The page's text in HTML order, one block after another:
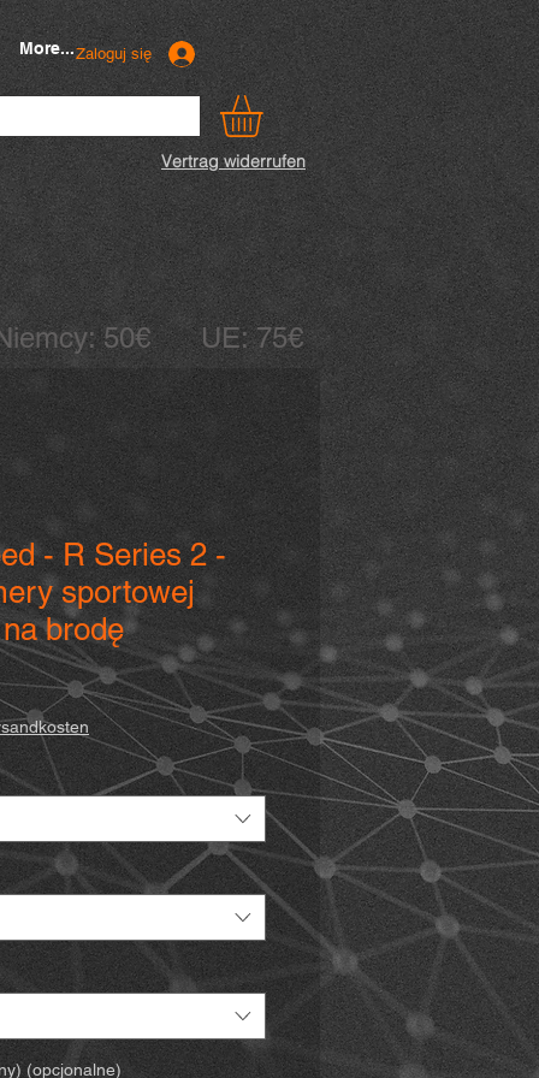
50€ UE: 75€
More...Zaloguj się
Vertrag widerrufen
- R Series 2 -
sportowej
brodę
(opcjonalne)